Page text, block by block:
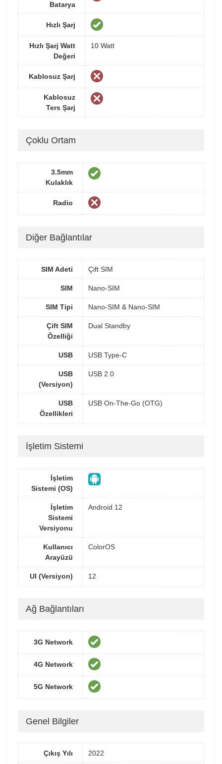
Batarya
Hızlı Şarj
Hızlı Şarj Watt
Değeri
10 Watt
Kablosuz Şarj
Kablosuz
Ters Şarj
Çoklu Ortam
3.5mm
Kulaklık
Radio
Diğer Bağlantılar
SIM Adeti Çift SIM
SIM Nano-SIM
SIM Tipi Nano-SIM & Nano-SIM
Çift SIM
Özelliği
Dual Standby
USB USB Type-C
USB
(Versiyon)
USB 2.0
USB
Özellikleri
USB On-The-Go (OTG)
İşletim Sistemi
İşletim
Sistemi (OS)
İşletim
Sistemi
Versiyonu
Android 12
Kullanıcı
Arayüzü
ColorOS
UI (Versiyon) 12
Ağ Bağlantıları
3G Network
4G Network
5G Network
Genel Bilgiler
Çıkış Yılı 2022